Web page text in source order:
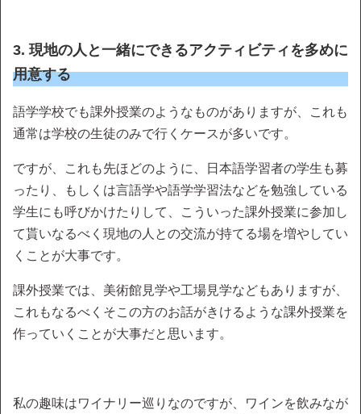
3. 現地の人と一緒にできるアクティビティを多めに
用意する
語学学校でも課外授業のようなものがありますが、これも
通常は学校の生徒のみで行くケースが多いです。
ですが、これも先ほどのように、日本語学習者の学生も募
ったり、もしくは言語学や語学学習法などを勉強している
学生にも呼びかけたりして、こういった課外授業に参加し
て貰いなるべく現地の人との交流が持てる場を増やしてい
くことが大事です。
課外授業では、美術館見学や工場見学などもありますが、
これもなるべくそこの方のお話がきけるような課外授業を
作っていくことが大事だと思います。
私の趣味はワイナリー巡りなのですが、ワインを飲みなが